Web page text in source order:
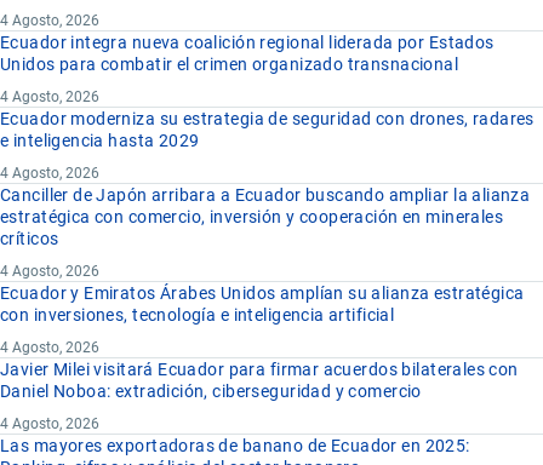
4 Agosto, 2026
Ecuador integra nueva coalición regional liderada por Estados
Unidos para combatir el crimen organizado transnacional
4 Agosto, 2026
Ecuador moderniza su estrategia de seguridad con drones, radares
e inteligencia hasta 2029
4 Agosto, 2026
Canciller de Japón arribara a Ecuador buscando ampliar la alianza
estratégica con comercio, inversión y cooperación en minerales
críticos
4 Agosto, 2026
Ecuador y Emiratos Árabes Unidos amplían su alianza estratégica
con inversiones, tecnología e inteligencia artificial
4 Agosto, 2026
Javier Milei visitará Ecuador para firmar acuerdos bilaterales con
Daniel Noboa: extradición, ciberseguridad y comercio
4 Agosto, 2026
Las mayores exportadoras de banano de Ecuador en 2025: